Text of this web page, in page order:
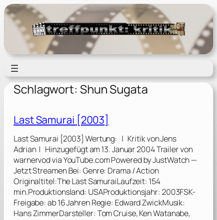
Zum
Inhalt
springen
Schlagwort: Shun Sugata
Last Samurai [2003]
Last Samurai [2003] Wertung: | Kritik von Jens
Adrian | Hinzugefügt am 13. Januar 2004 Trailer von
warnervod via YouTube.com Powered by JustWatch —
Jetzt Streamen Bei: Genre: Drama / Action
Originaltitel:The Last SamuraiLaufzeit: 154
min.Produktionsland: USAProduktionsjahr: 2003FSK-
Freigabe: ab 16 Jahren Regie: Edward ZwickMusik:
Hans ZimmerDarsteller: Tom Cruise, Ken Watanabe,